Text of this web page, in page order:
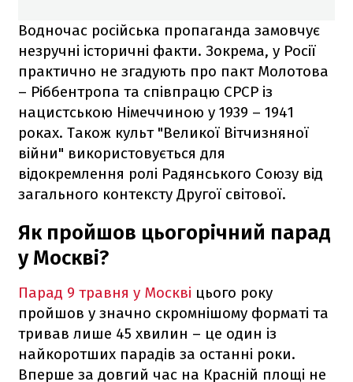
Водночас російська пропаганда замовчує
незручні історичні факти. Зокрема, у Росії
практично не згадують про пакт Молотова
– Ріббентропа та співпрацю СРСР із
нацистською Німеччиною у 1939 – 1941
роках. Також культ "Великої Вітчизняної
війни" використовується для
відокремлення ролі Радянського Союзу від
загального контексту Другої світової.
Як пройшов цьогорічний парад
у Москві?
Парад 9 травня у Москві цього року
пройшов у значно скромнішому форматі та
тривав лише 45 хвилин – це один із
найкоротших парадів за останні роки.
Вперше за довгий час на Красній площі не